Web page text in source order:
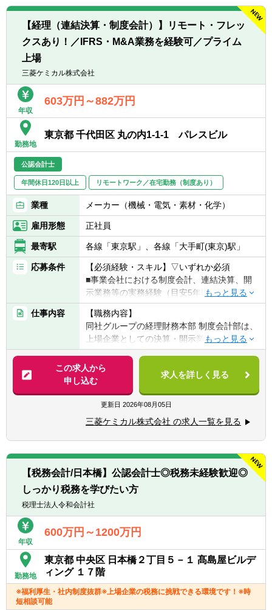
【求める人物像】
■自発的に業務を推進し、組織の目標に対し
て高い意識を持つ方
■業務効率の向上に関して、高い意識で仕事
■チーム全体を牽引し、変化に柔軟に対応で
きる方
■改善提案を行い、組織の成長に貢献できる
い方
■新規金融商品の組成支援を含む経理全般に
関する管理業務の推進
【仕事の魅力】
場）で、専門性を高めることができる環境で
す。
■リースファンド会計を担当する経理2部で中
核的な役割を担い、若手社員の育成を通じて
組織の成長に直接貢献できます。
■ＳＰＣ会計や信託会計など幅広い金融商品
【配属部署】
■経理２部 9名（男性：4名、女性：5名）
【経理（連結決算・制度会計）】リモート・フレッ
クスあり！／IFRS・M&A業務を経験可／プライム
上場
三菱ケミカル株式会社
年収
603万円～882万円
勤務地
東京都 千代田区 丸の内1-1-1 パレスビル
公認会計士
年間休日120日以上 リモートワーク／在宅勤務（制度あり）
業種 メーカー（機械・電気・素材・化学）
雇用形態 正社員
最寄駅 各線「東京駅」、各線「大手町(東京)駅」
応募条件
【必須経験・スキル】▽いずれか必須
■事業会社における制度会計、連結決算、開
示業務等の実務経験（目安5年以上）
■監査法人における会計監査業務の経験（目
安5年以上）
■語学力：社内外の関係者と、メールや会話
等を通じて英語でコミュニケーションがとれ
ること
【歓迎経験・スキル】
■公認会計士
■IFRS適用企業における制度会計業務経験
■上場企業における連結決算・開示業務経験
■新会計基準導入プロジェクトへの参画経験
■M&A、事業再編、組織再編等に伴う会計論
点の検討経験
■監査法人との協議・折衝経験
■海外子会社を含むグローバル会計業務経験
仕事内容
【職務内容】
同社グループの経理財務本部 制度会計部は、
上場企業としての決算・開示業務を担うとと
もに、グループ全体の事業活動を適切に「数
字」という形で社会へ発信する役割を担って
います。
【具体的には】
三菱ケミカルグループ・三菱ケミカルの制度
会計関連業務を担当いただきます。
また、単なる決算・開示業務に留まらず、新
たな会計基準への対応や会計方針の検討、事
業部門や経営層との協働を通じて、グループ
全体に影響を与える制度会計上の課題解決に
も携わっていただきます。
中長期的には、ご本人の適性・キャリアイメ
ージも踏まえ、制度会計に限定せず、経営管
理・事業管理・財務などの領域も含めた経
す。
■IFRS連結決算
■会社法決算
■金融商品取引法に基づくディスクロージャ
この求人から
申し込む
求人を詳しく見る
更新日 2026年08月05日
三菱ケミカル株式会社 の求人一覧を見る
【税務会計/日本橋】公認会計士◎税務未経験歓迎◎
しっかり税務を学びたい方
税理士法人令和会計社
年収
600万円～1200万円
勤務地
東京都 中央区 日本橋２丁目５－１ 髙島屋ビルデ
ィング １７階
※福利厚生・社内制度抜群※上場企業の税務に挑戦できる環境です！※時
短相談可能